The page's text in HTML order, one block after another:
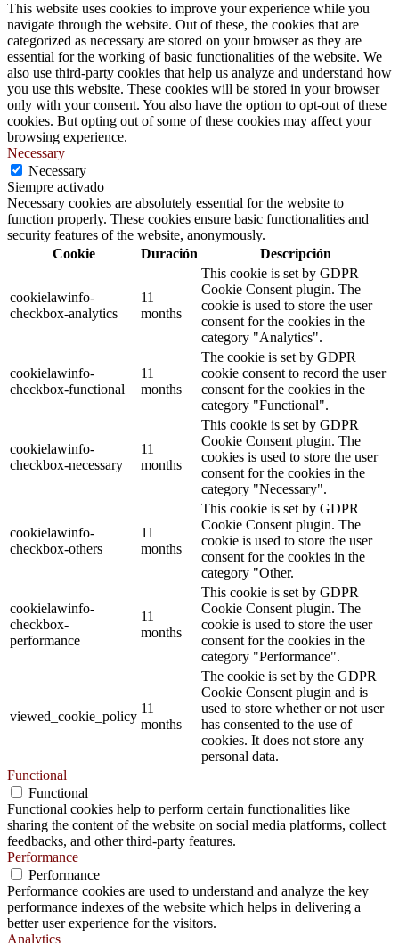
This website uses cookies to improve your experience while you
navigate through the website. Out of these, the cookies that are
categorized as necessary are stored on your browser as they are
essential for the working of basic functionalities of the website. We
also use third-party cookies that help us analyze and understand how
you use this website. These cookies will be stored in your browser
only with your consent. You also have the option to opt-out of these
cookies. But opting out of some of these cookies may affect your
browsing experience.
Necessary
Necessary
Siempre activado
Necessary cookies are absolutely essential for the website to
function properly. These cookies ensure basic functionalities and
security features of the website, anonymously.
Cookie
Duración Descripción
cookielawinfo-
checkbox-analytics
11
months
This cookie is set by GDPR
Cookie Consent plugin. The
cookie is used to store the user
consent for the cookies in the
category "Analytics".
cookielawinfo-
checkbox-functional
11
months
The cookie is set by GDPR
cookie consent to record the user
consent for the cookies in the
category "Functional".
cookielawinfo-
checkbox-necessary
11
months
This cookie is set by GDPR
Cookie Consent plugin. The
cookies is used to store the user
consent for the cookies in the
category "Necessary".
cookielawinfo-
checkbox-others
11
months
This cookie is set by GDPR
Cookie Consent plugin. The
cookie is used to store the user
consent for the cookies in the
category "Other.
cookielawinfo-
checkbox-
performance
11
months
This cookie is set by GDPR
Cookie Consent plugin. The
cookie is used to store the user
consent for the cookies in the
category "Performance".
viewed_cookie_policy
11
months
The cookie is set by the GDPR
Cookie Consent plugin and is
used to store whether or not user
has consented to the use of
cookies. It does not store any
personal data.
Functional
Functional
Functional cookies help to perform certain functionalities like
sharing the content of the website on social media platforms, collect
feedbacks, and other third-party features.
Performance
Performance
Performance cookies are used to understand and analyze the key
performance indexes of the website which helps in delivering a
better user experience for the visitors.
Analytics